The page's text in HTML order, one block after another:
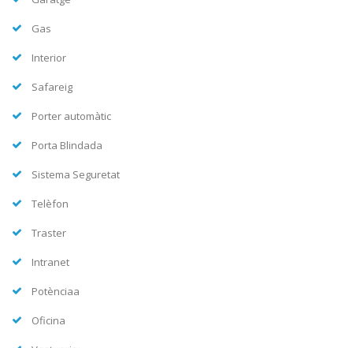
Gas
Interior
Safareig
Porter automàtic
Porta Blindada
Sistema Seguretat
Telèfon
Traster
Intranet
Potènciaa
Oficina